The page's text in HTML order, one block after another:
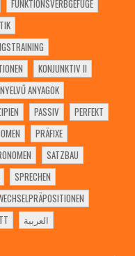
FUNKTIONSVERBGEFÜGE
KONJUNKTIV II
ANYAGOK
PASSIV
PERFEKT
PRÄFIXE
SATZBAU
SPRECHEN
العربية